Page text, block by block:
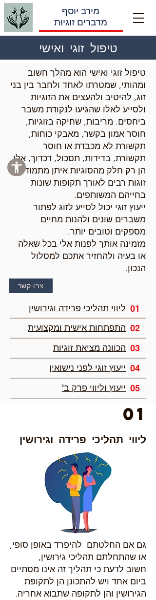
מירב יוסף
מדברים זוגיות
טיפול זוגי ואישי
טיפול זוגי ואישי הוא מהלך חשוב
ומהותי, שמטרתו לאחד ולחבר בין בני
זוג, להיטיב ולהעצים את הזוגיות
ולסייע לאלו שהגיעו לנקודת משבר
ביחסים. מריבות, שחיקה בזוגיות,
חוסר אמון בקשר, מאבקי כוחות,
תקשורת לא מכבדת או חוסר
תקשורת, בדידות, תסכול, דכדוך, אלו
הן רק חלק מהסוגיות איתן מתמודדים
זוגות רבים לאורך תקופות שונות
בחייהם המשותפים.
ייעוץ זוגי יכול לסייע לזוג לפתור
משברים שונים ולהנות מחיים
מספקים וטובים יותר.
מזמינה אותך לפנות אלי בכל שאלה
או בעיה ולהחזיר אתכם למסלול
הנכון.
צרו קשר
01
ליווי תהליכי פרידה וגירושין
גם אם החלטתם להיפרד באופן סופי,
או שהתחלתם תהליכי גירושין,
חשוב לדעת כי תהליך זה אינו מסתיים
ביום אחד ויש להתכונן הן לתקופת
הגירושין והן לתקופה שתבוא אחריה.
ליווי תהליכי פרידה וגירושין 01
התפתחות אישית ומקצועית 02
הכוונה מציאת זוגיות 03
ייעוץ זוגי לפני נישואין 04
ייעוץ וליווי פרק ב' 05